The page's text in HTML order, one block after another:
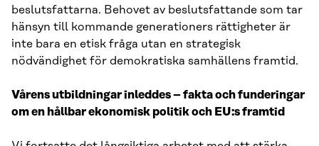
beslutsfattarna. Behovet av beslutsfattande som tar
hänsyn till kommande generationers rättigheter är
inte bara en etisk fråga utan en strategisk
nödvändighet för demokratiska samhällens framtid.
Vårens utbildningar inleddes – fakta och funderingar
om en hållbar ekonomisk politik och EU:s framtid